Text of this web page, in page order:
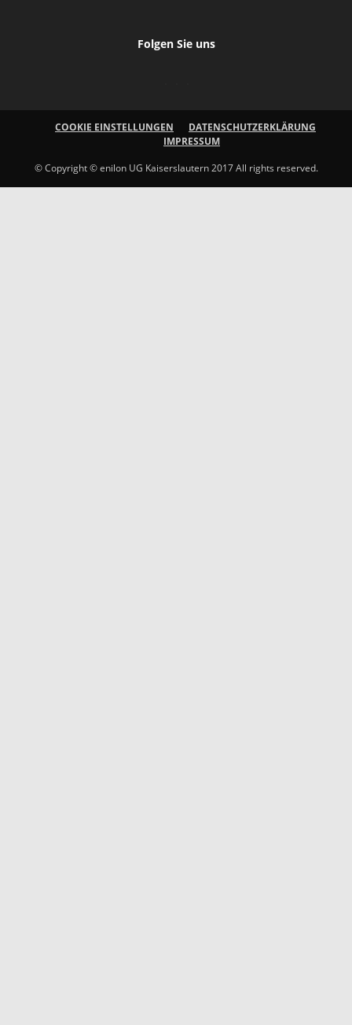
Folgen Sie uns
COOKIE EINSTELLUNGEN
DATENSCHUTZERKLÄRUNG
IMPRESSUM
© Copyright © enilon UG Kaiserslautern 2017 All rights reserved.